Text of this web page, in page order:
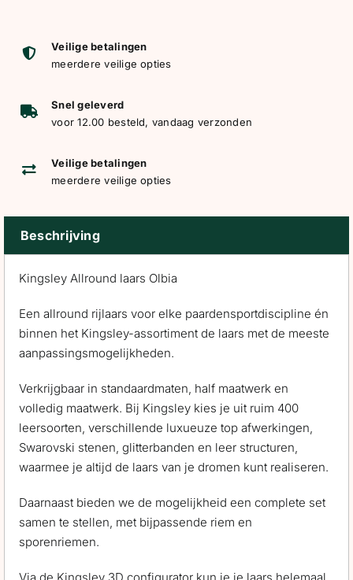
Olbia
aantal
Veilige betalingen
meerdere veilige opties
Snel geleverd
voor 12.00 besteld, vandaag verzonden
Veilige betalingen
meerdere veilige opties
Beschrijving
Kingsley Allround laars Olbia
Een allround rijlaars voor elke paardensportdiscipline én
binnen het Kingsley-assortiment de laars met de meeste
aanpassingsmogelijkheden.
Verkrijgbaar in standaardmaten, half maatwerk en
volledig maatwerk. Bij Kingsley kies je uit ruim 400
leersoorten, verschillende luxueuze top afwerkingen,
Swarovski stenen, glitterbanden en leer structuren,
waarmee je altijd de laars van je dromen kunt realiseren.
Daarnaast bieden we de mogelijkheid een complete set
samen te stellen, met bijpassende riem en
sporenriemen.